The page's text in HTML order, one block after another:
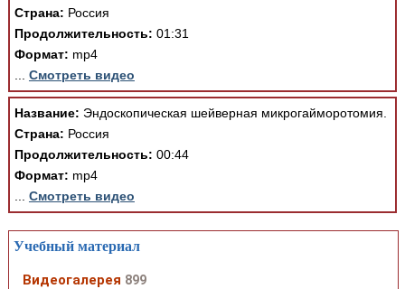
Страна: Россия
Продолжительность: 01:31
Формат: mp4
Смотреть видео
Название: Эндоскопическая шейверная микрогайморотомия.
Страна: Россия
Продолжительность: 00:44
Формат: mp4
Смотреть видео
Учебный материал
Видеогалерея 899